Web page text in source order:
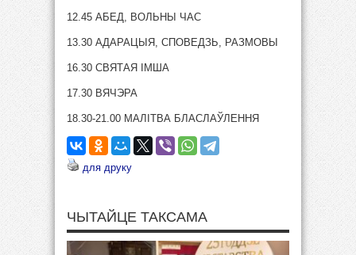
12.45 АБЕД, ВОЛЬНЫ ЧАС
13.30 АДАРАЦЫЯ, СПОВЕДЗЬ, РАЗМОВЫ
16.30 СВЯТАЯ ІМША
17.30 ВЯЧЭРА
18.30-21.00 МАЛІТВА БЛАСЛАЎЛЕННЯ
для друку
ЧЫТАЙЦЕ ТАКСАМА